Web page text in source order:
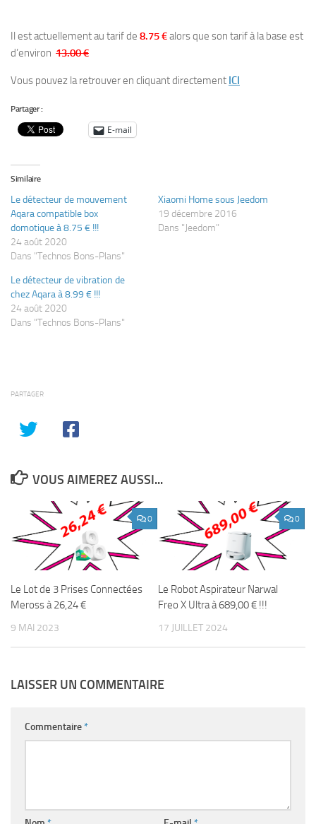
Il est actuellement au tarif de 8.75 €alors que son tarif à la base est
d’environ 13.00 €
Vous pouvez la retrouver en cliquant directement ICI
Partager :
E-mail
Similaire
Le détecteur de mouvement
Aqara compatible box
domotique à 8.75 € !!!
24 août 2020
Dans "Technos Bons-Plans"
Xiaomi Home sous Jeedom
19 décembre 2016
Dans "Jeedom"
Le détecteur de vibration de
chez Aqara à 8.99 € !!!
24 août 2020
Dans "Technos Bons-Plans"
PARTAGER
VOUS AIMEREZ AUSSI...
0
Le Lot de 3 Prises Connectées
Meross à 26,24 €
9 MAI 2023
0
Le Robot Aspirateur Narwal
Freo X Ultra à 689,00 € !!!
17 JUILLET 2024
LAISSER UN COMMENTAIRE
Commentaire*